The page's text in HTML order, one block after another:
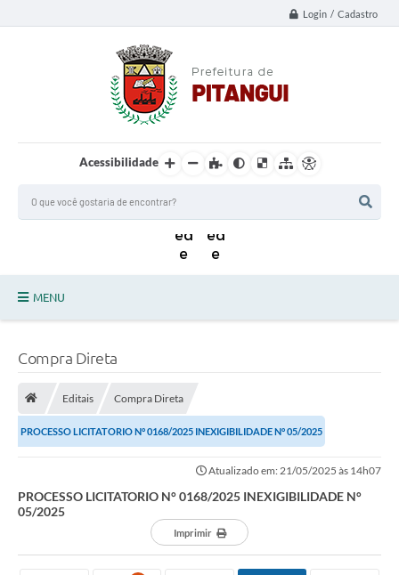
Login / Cadastro
Acessibilidade
MENU
Contratos
Lei Paulo Gustavo
Compra Direta
Editais Compra Direta
PROCESSO LICITATORIO N° 0168/2025 INEXIGIBILIDADE N° 05/2025
Atualizado em: 21/05/2025 às 14h07
PROCESSO LICITATORIO N° 0168/2025 INEXIGIBILIDADE N°
05/2025
Imprimir